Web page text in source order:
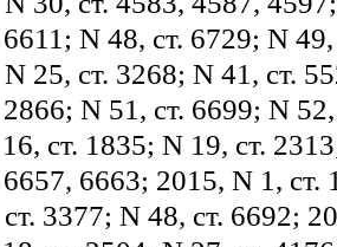
N 48, ст. 6729; N
25, ст. 3268; N 41, ст.
N 51, ст. 6699; N
ст. 1835; N 19, ст.
6663; 2015, N 1, ст.
3377; N 48, ст. 6692;